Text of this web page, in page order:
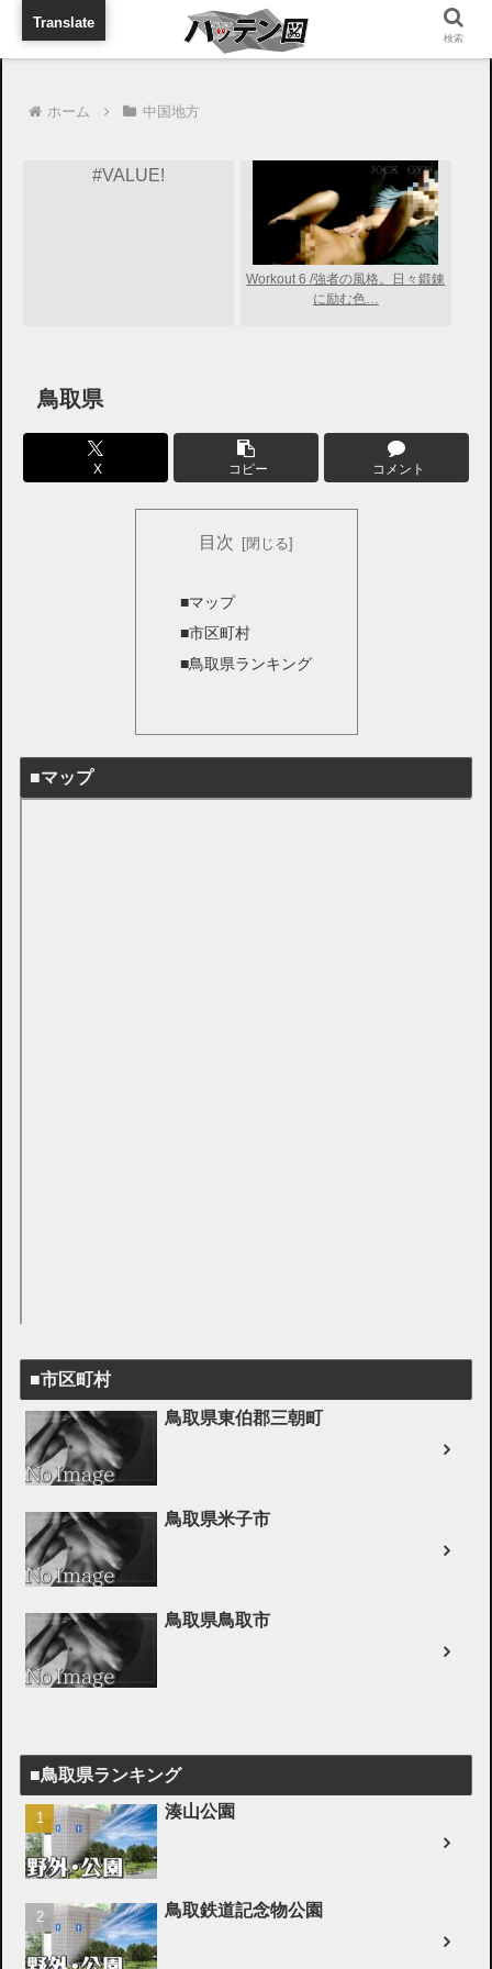
旅行に出張に待ち合わせに
ホーム 中国地方
#VALUE!
Workout 6 /強者の風格。日々鍛錬
に励む色…
鳥取県
X コピー コメント
目次
■マップ
■市区町村
■鳥取県ランキング
■マップ
■市区町村
鳥取県東伯郡三朝町
鳥取県米子市
鳥取県鳥取市
■鳥取県ランキング
湊山公園
鳥取鉄道記念物公園
検索
Translate